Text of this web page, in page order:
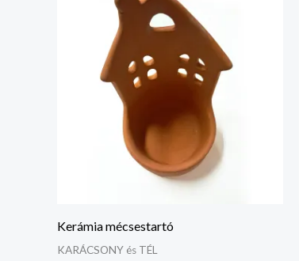
Kerámia mécsestartó
KARÁCSONY és TÉL